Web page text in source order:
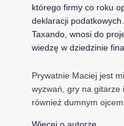
którego firmy co roku
deklaracji
Taxando, wnosi do
wiedzę w dziedzinie
Prywatnie Maciej jest
wyzwań, gry na gitarze
również dumnym